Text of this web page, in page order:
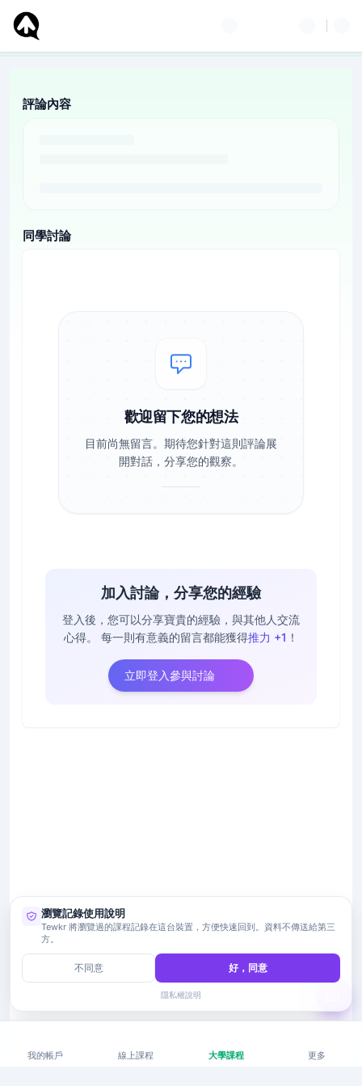
評論內容
同學討論
歡迎留下您的想法
目前尚無留言。期待您針對這則評論展
開對話，分享您的觀察。
加入討論，分享您的經驗
登入後，您可以分享寶貴的經驗，與其他人交流
心得。
每一則有意義的留言都能獲得推力 +1 ！
立即登入參與討論
我的帳戶 線上課程 大學課程 更多
瀏覽記錄使用說明
Tewkr 將瀏覽過的課程記錄在這台裝置，方便快速回到。資料不傳送給第三
方。
不同意 好，同意
隱私權說明